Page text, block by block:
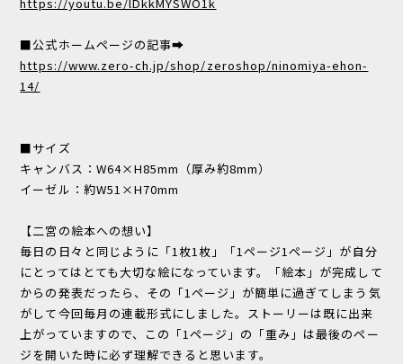
■公式ホームページの記事➡
https://www.zero-ch.jp/shop/zeroshop/ninomiya-ehon-
14/
■サイズ
キャンバス：W64×H85mm（厚み約8mm）
イーゼル：約W51×H70mm
【二宮の絵本への想い】
毎日の日々と同じように「1枚1枚」「1ページ1ページ」が自分
にとってはとても大切な絵になっています。「絵本」が完成して
からの発表だったら、その「1ページ」が簡単に過ぎてしまう気
がして今回毎月の連載形式にしました。ストーリーは既に出来
上がっていますので、この「1ページ」の「重み」は最後のペー
ジを開いた時に必ず理解できると思います。